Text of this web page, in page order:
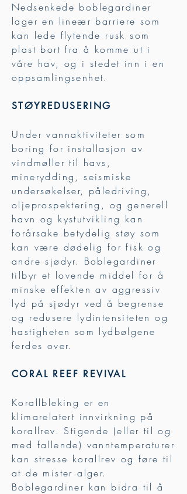
Nedsenkede boblegardiner
lager en lineær barriere som
kan lede flytende rusk som
plast bort fra å komme ut i
våre hav, og i stedet inn i en
oppsamlingsenhet.
STØYREDUSERING
Under vannaktiviteter som
boring for installasjon av
vindmøller til havs,
minerydding, seismiske
undersøkelser, påledriving,
oljeprospektering, og generell
havn og kystutvikling kan
forårsake betydelig støy som
kan være dødelig for fisk og
andre sjødyr. Boblegardiner
tilbyr et lovende middel for å
minske effekten av aggressiv
lyd på sjødyr ved å begrense
og redusere lydintensiteten og
hastigheten som lydbølgene
ferdes over.
CORAL REEF REVIVAL
Korallbleking er en
klimarelatert innvirkning på
korallrev. Stigende (eller til og
med fallende) vanntemperaturer
kan stresse korallrev og føre til
at de mister alger.
Boblegardiner kan bidra til å